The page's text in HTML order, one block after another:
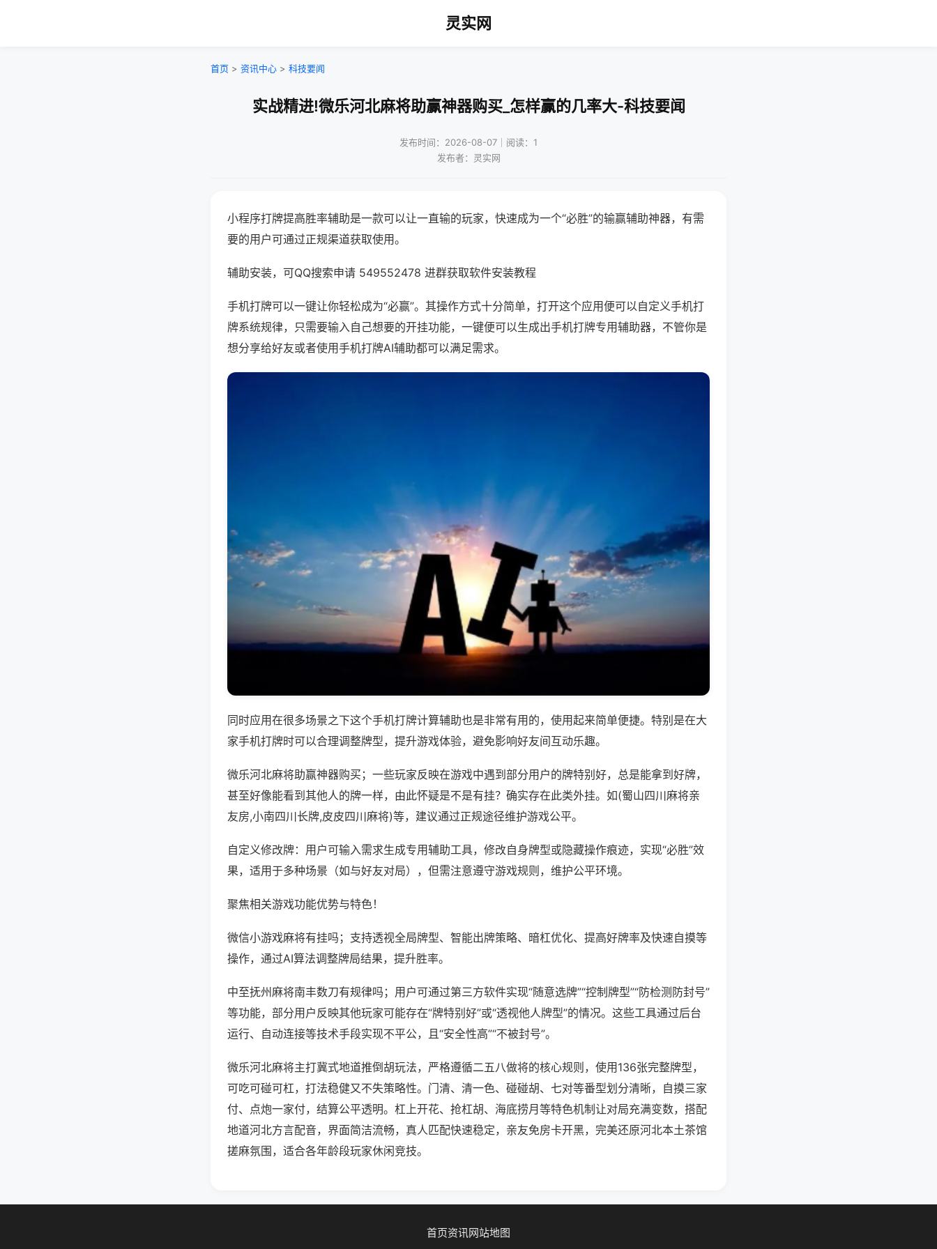
灵实网
首页 > 资讯中心 > 科技要闻
实战精进!微乐河北麻将助赢神器购买_怎样赢的几率大-科技要闻
发布时间：2026-08-07｜阅读：1
发布者：灵实网
小程序打牌提高胜率辅助是一款可以让一直输的玩家，快速成为一个“必胜”的输赢辅助神器，有需
要的用户可通过正规渠道获取使用。
辅助安装，可QQ搜索申请 549552478 进群获取软件安装教程
手机打牌可以一键让你轻松成为“必赢”。其操作方式十分简单，打开这个应用便可以自定义手机打
牌系统规律，只需要输入自己想要的开挂功能，一键便可以生成出手机打牌专用辅助器，不管你是
想分享给好友或者使用手机打牌AI辅助都可以满足需求。
同时应用在很多场景之下这个手机打牌计算辅助也是非常有用的，使用起来简单便捷。特别是在大
家手机打牌时可以合理调整牌型，提升游戏体验，避免影响好友间互动乐趣。
微乐河北麻将助赢神器购买；一些玩家反映在游戏中遇到部分用户的牌特别好，总是能拿到好牌，
甚至好像能看到其他人的牌一样，由此怀疑是不是有挂？确实存在此类外挂。如(蜀山四川麻将亲
友房,小南四川长牌,皮皮四川麻将)等，建议通过正规途径维护游戏公平。
自定义修改牌：用户可输入需求生成专用辅助工具，修改自身牌型或隐藏操作痕迹，实现“必胜”效
果，适用于多种场景（如与好友对局），但需注意遵守游戏规则，维护公平环境。
聚焦相关游戏功能优势与特色！
微信小游戏麻将有挂吗；支持透视全局牌型、智能出牌策略、暗杠优化、提高好牌率及快速自摸等
操作，通过AI算法调整牌局结果，提升胜率。
中至抚州麻将南丰数刀有规律吗；用户可通过第三方软件实现“随意选牌”“控制牌型”“防检测防封号”
等功能，部分用户反映其他玩家可能存在“牌特别好”或“透视他人牌型”的情况。这些工具通过后台
运行、自动连接等技术手段实现不平公，且“安全性高”“不被封号”。
微乐河北麻将主打冀式地道推倒胡玩法，严格遵循二五八做将的核心规则，使用136张完整牌型，
可吃可碰可杠，打法稳健又不失策略性。门清、清一色、碰碰胡、七对等番型划分清晰，自摸三家
付、点炮一家付，结算公平透明。杠上开花、抢杠胡、海底捞月等特色机制让对局充满变数，搭配
地道河北方言配音，界面简洁流畅，真人匹配快速稳定，亲友免房卡开黑，完美还原河北本土茶馆
搓麻氛围，适合各年龄段玩家休闲竞技。
首页资讯网站地图